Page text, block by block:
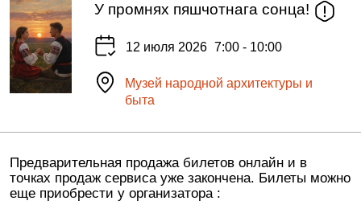
У промнях пяшчотнага сонца!
12 июля 2026 7:00 - 10:00
Музей народной архитектуры и
быта
Предварительная продажа билетов онлайн и в
точках продаж сервиса уже закончена. Билеты можно
еще приобрести у организатора :